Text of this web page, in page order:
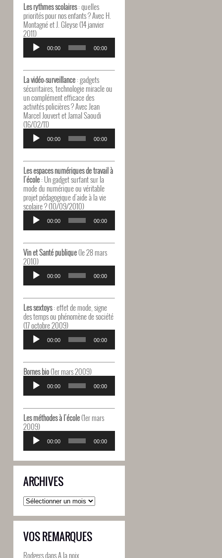
Les rythmes scolaires: quelles
priorités pour nos enfants ? Avec H.
Montagné et J. Gleyse (14 janvier
2011)
Lecteur
audio
00:00 00:00
La vidéo-surveillance: gadgets
sécuritaires, technologie miracle ou
un complément efficace des
activités policières ? Avec Jean
Marcel Jouvert et Jamal Saoudi
(16/02/11)
Lecteur
audio
00:00 00:00
Les espaces numériques de travail à
l'école: Un gadget surfant sur la
mode du numérique ou véritable
projet pédagogique d'aide à la vie
scolaire ? (10/09/2010)
Lecteur
audio
00:00 00:00
Vin et Santé publique(le 28 mars
2010)
Lecteur
audio
00:00 00:00
Les sextoys: effet de mode, signe
des temps ou phénomène de société
(17 octobre 2009)
Lecteur
audio
00:00 00:00
Bornes bio(1er mars 2009)
Lecteur
audio
00:00 00:00
Les méthodes à l'école(1er mars
2009)
Lecteur
audio
00:00 00:00
ARCHIVES
Archives
VOS REMARQUES
RodgersdansA la noix